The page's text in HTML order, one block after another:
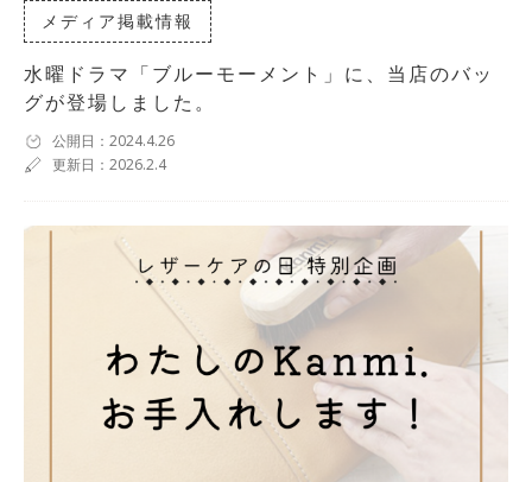
メディア掲載情報
水曜ドラマ「ブルーモーメント」に、当店のバッ
グが登場しました。
公開日：2024.4.26
更新日：2026.2.4